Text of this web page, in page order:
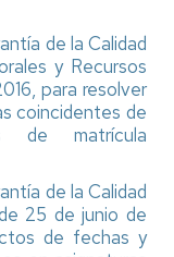
de la Calidad
y Recursos
para resolver
coincidentes de
de matrícula
de la Calidad
25 de junio de
de fechas y